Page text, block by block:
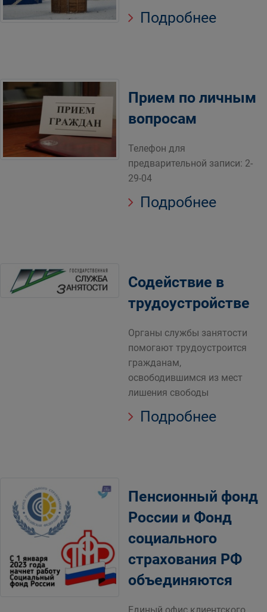
Подробнее
Прием по личным
вопросам
Телефон для
предварительной записи: 2-
29-04
Подробнее
Содействие в
трудоустройстве
Органы службы занятости
помогают трудоустроится
гражданам,
освободившимся из мест
лишения свободы
Подробнее
Пенсионный фонд
России и Фонд
социального
страхования РФ
объединяются